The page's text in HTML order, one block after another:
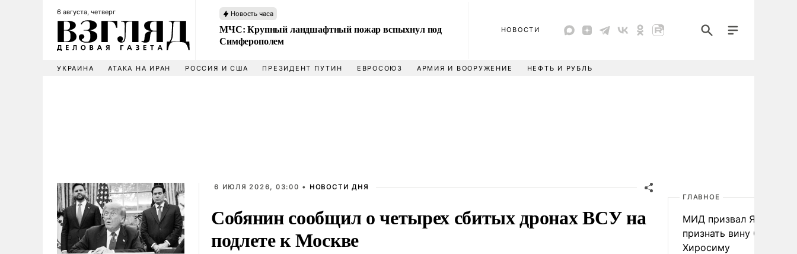
6 августа, четверг Новость часа
МЧС: Крупный ландшафтный пожар вспыхнул под
Симферополем
НОВОСТИ
УКРАИНА АТАКА НА ИРАН РОССИЯ И США ПРЕЗИДЕНТ ПУТИН ЕВРОСОЮЗ АРМИЯ И ВООРУЖЕНИЕ НЕФТЬ И РУБЛЬ
6 ИЮЛЯ 2026, 03:00 • НОВОСТИ ДНЯ
Собянин сообщил о четырех сбитых дронах ВСУ на
подлете к Москве
ГЛАВНОЕ
МИД призвал Японию
признать вину США за
Хиросиму